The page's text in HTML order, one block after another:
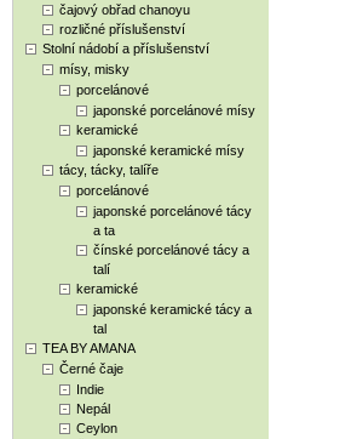
čajový obřad chanoyu
rozličné příslušenství
Stolní nádobí a příslušenství
mísy, misky
porcelánové
japonské porcelánové mísy
keramické
japonské keramické mísy
tácy, tácky, talíře
porcelánové
japonské porcelánové tácy
a ta
čínské porcelánové tácy a
talí
keramické
japonské keramické tácy a
tal
TEA BY AMANA
Černé čaje
Indie
Nepál
Ceylon